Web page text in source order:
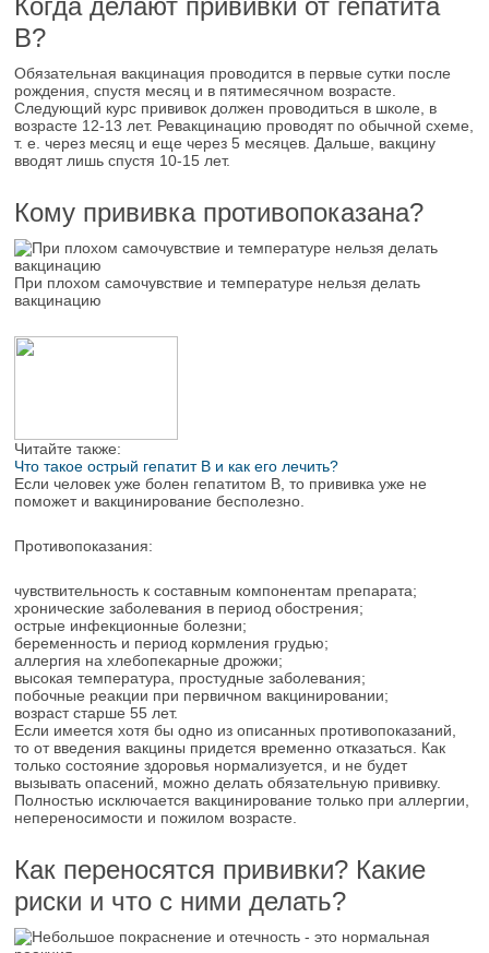
Когда делают прививки от гепатита
В?
Обязательная вакцинация проводится в первые сутки после
рождения, спустя месяц и в пятимесячном возрасте.
Следующий курс прививок должен проводиться в школе, в
возрасте 12-13 лет. Ревакцинацию проводят по обычной схеме,
т. е. через месяц и еще через 5 месяцев. Дальше, вакцину
вводят лишь спустя 10-15 лет.
Кому прививка противопоказана?
При плохом самочувствие и температуре нельзя делать
вакцинацию
Читайте также:
Что такое острый гепатит B и как его лечить?
Если человек уже болен гепатитом В, то прививка уже не
поможет и вакцинирование бесполезно.
Противопоказания:
чувствительность к составным компонентам препарата;
хронические заболевания в период обострения;
острые инфекционные болезни;
беременность и период кормления грудью;
аллергия на хлебопекарные дрожжи;
высокая температура, простудные заболевания;
побочные реакции при первичном вакцинировании;
возраст старше 55 лет.
Если имеется хотя бы одно из описанных противопоказаний,
то от введения вакцины придется временно отказаться. Как
только состояние здоровья нормализуется, и не будет
вызывать опасений, можно делать обязательную прививку.
Полностью исключается вакцинирование только при аллергии,
непереносимости и пожилом возрасте.
Как переносятся прививки? Какие
риски и что с ними делать?